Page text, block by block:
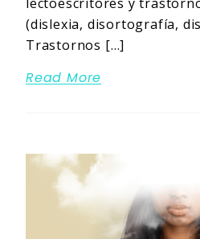
(dislexia, disortografía,
Trastornos […]
Read More